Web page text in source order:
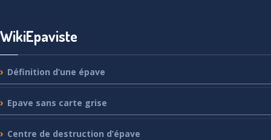
WikiEpaviste
Définition d’une épave
Epave sans carte grise
Centre de destruction d’épave